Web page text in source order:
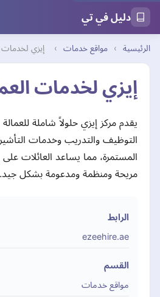
دليل في تي
الرئيسية › مواقع خدمات › إيزي لخدمات
إيزي لخدمات
يقدم مركز إيزي حلولاً شاملة
التوظيف والتدريب وخدمات
المستمرة، مما يساعد العائلات
مريحة ومنظمة ومدعومة بشكل جيد.
الرابط
ezeehire.ae
القسم
مواقع خدمات